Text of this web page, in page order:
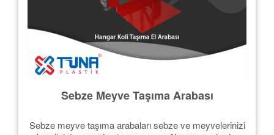
Sebze Meyve Taşıma Arabası
Sebze meyve taşıma arabaları sebze ve meyvelerinizi